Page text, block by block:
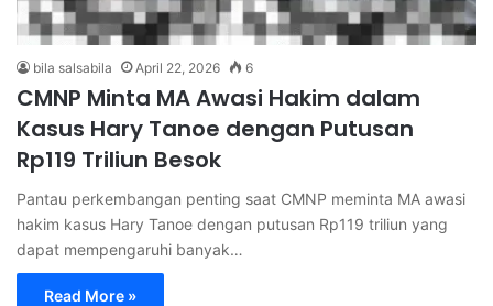
bila salsabila April 22, 2026 6
CMNP Minta MA Awasi Hakim dalam
Kasus Hary Tanoe dengan Putusan
Rp119 Triliun Besok
Pantau perkembangan penting saat CMNP meminta MA awasi
hakim kasus Hary Tanoe dengan putusan Rp119 triliun yang
dapat mempengaruhi banyak…
Read More »